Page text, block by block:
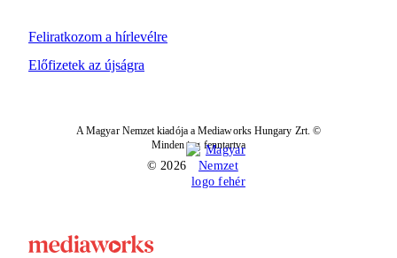
Feliratkozom a hírlevélre
Előfizetek az újságra
A Magyar Nemzet kiadója a Mediaworks Hungary Zrt. ©
Minden jog fenntartva
© 2026